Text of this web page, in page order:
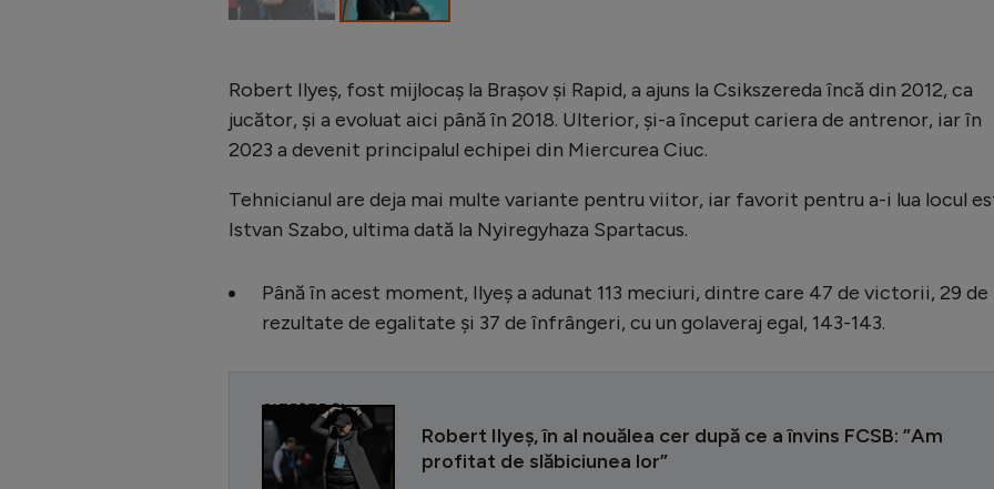
Robert Ilyeș, fost mijlocaș la Brașov și Rapid, a ajuns la Csikszereda încă din 2012, ca
jucător, și a evoluat aici până în 2018. Ulterior, și-a început cariera de antrenor, iar în
2023 a devenit principalul echipei din Miercurea Ciuc.
Tehnicianul are deja mai multe variante pentru viitor, iar favorit pentru a-i lua locul
Istvan Szabo, ultima dată la Nyiregyhaza Spartacus.
Până în acest moment, Ilyeș a adunat 113 meciuri, dintre care 47 de victorii, 29 de
rezultate de egalitate și 37 de înfrângeri, cu un golaveraj egal, 143-143.
CITEȘTE ȘI
Robert Ilyeș, în al nouălea cer după ce a învins FCSB: ”Am
profitat de slăbiciunea lor”